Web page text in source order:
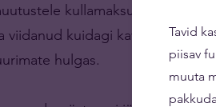
kullamaksude vallas,
viidanud kuidagi kavatsusele
hulgas.
Tavid
piisav
muuta